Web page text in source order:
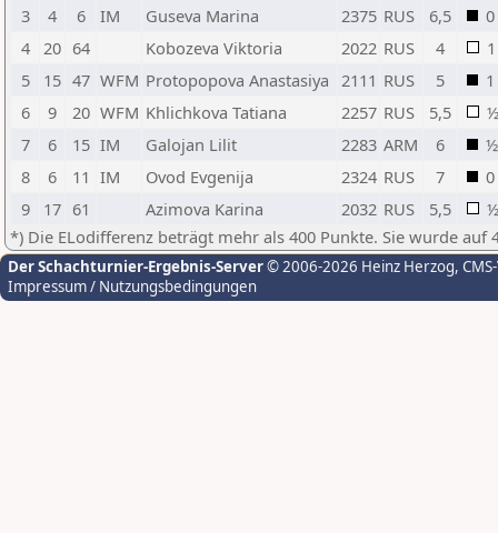
3
4 6 IM Guseva Marina 2375 RUS 6,5
0
4
20 64 Kobozeva Viktoria 2022 RUS 4
1
5
15 47 WFM Protopopova Anastasiya 2111 RUS 5
1
6
9 20 WFM Khlichkova Tatiana 2257 RUS 5,5
½
7
6 15 IM Galojan Lilit 2283 ARM 6
½
8
6 11 IM Ovod Evgenija 2324 RUS 7
0
9
17 61 Azimova Karina 2032 RUS 5,5
½
*) Die ELodifferenz beträgt mehr als 400 Punkte. Sie wurde auf
Der Schachturnier-Ergebnis-Server© 2006-2026 Heinz Herzog,
Impressum / Nutzungsbedingungen